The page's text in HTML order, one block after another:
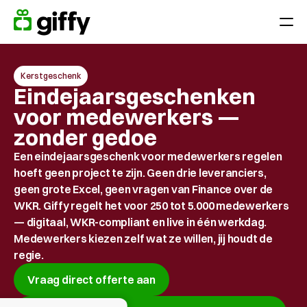
Eindejaarsgeschenk
Waardeer Medewerkers door het jaar heen
Verras je team op feestdagen, jubilea of verjaardagen
Toepassingen
Beloon prestatie
Klantenloyaliteit
Verkrijgen en behouden van klanten
Platform
Prijzen
Kerstgeschenk
Eindejaarsgeschenken
voor medewerkers —
zonder gedoe
Een eindejaarsgeschenk voor medewerkers regelen
hoeft geen project te zijn. Geen drie leveranciers,
geen grote Excel, geen vragen van Finance over de
WKR. Giffy regelt het voor 250 tot 5.000 medewerkers
— digitaal, WKR-compliant en live in één werkdag.
Medewerkers kiezen zelf wat ze willen, jij houdt de
regie.
Vraag direct offerte aan